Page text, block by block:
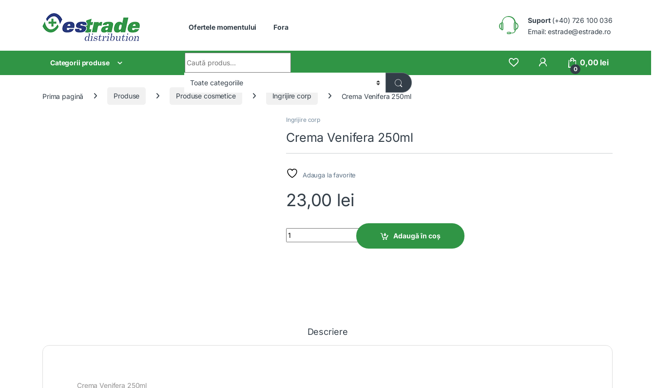
Ofertele momentului Fora
Suport(+40) 726 100 036
Email: estrade@estrade.ro
Categorii produse
0
0,00 lei
Prima pagină Produse Produse cosmetice Ingrijire corp Crema Venifera 250ml
Ingrijire corp
Crema Venifera 250ml
Adauga la favorite
23,00 lei
Crema Venifera 250ml quantity
Adaugă în coș
Descriere
Crema Venifera 250ml